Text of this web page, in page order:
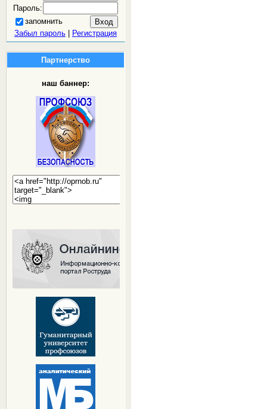
Пароль:
запомнить
Забыл пароль| Регистрация
Партнерство
наш баннер: